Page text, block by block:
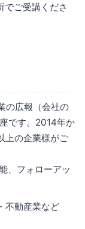
ご受講くださ
の広報（会社の
です。2014年か
上の企業様がご
、フォローアッ
不動産業など